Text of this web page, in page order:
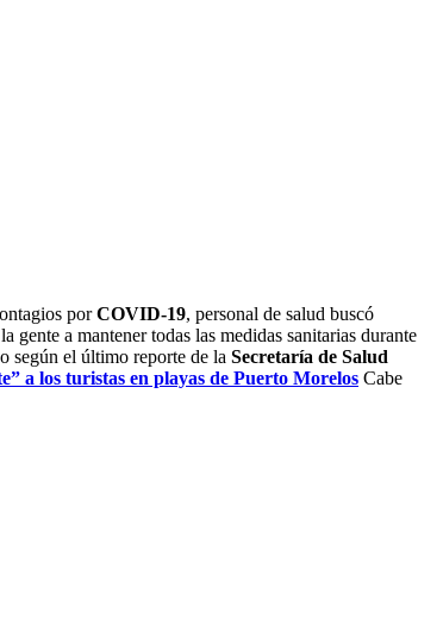
porCOVID-19, personal de salud buscó
gente a mantener todas las medidas sanitarias durante
según el último reporte de la Secretaría de Salud
a los turistas en playas de Puerto Morelos Cabe